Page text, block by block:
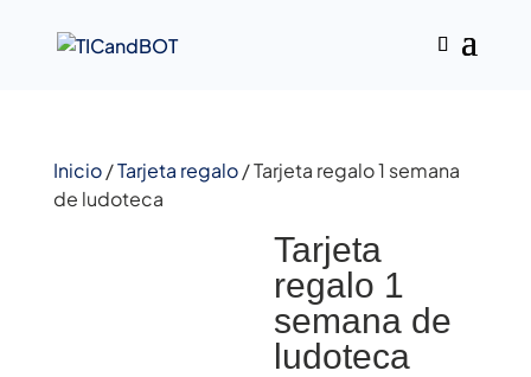
Inicio/Tarjeta regalo/ Tarjeta regalo 1 semana
de ludoteca
Tarjeta
regalo 1
semana de
ludoteca